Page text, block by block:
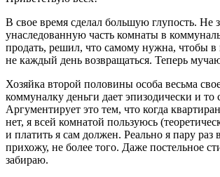
В свое время сделал большую глупость. Не
унаследованную часть комнаты в
продать, решил, что самому нужна, чтобы в
не каждый день возвращаться. Теперь
Хозяйка второй половины особа весьма
коммуналку деньги дает эпизодически и то
Аргументирует это тем, что когда
нет, я всей комнатой пользуюсь
и платить я сам должен. Реально я пару раз
прихожу, не более того. Даже постельное
забираю.